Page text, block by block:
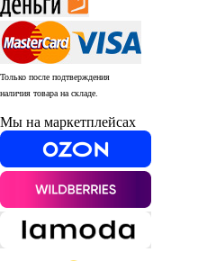
Только после подтверждения
наличия товара на складе.
Мы на маркетплейсах